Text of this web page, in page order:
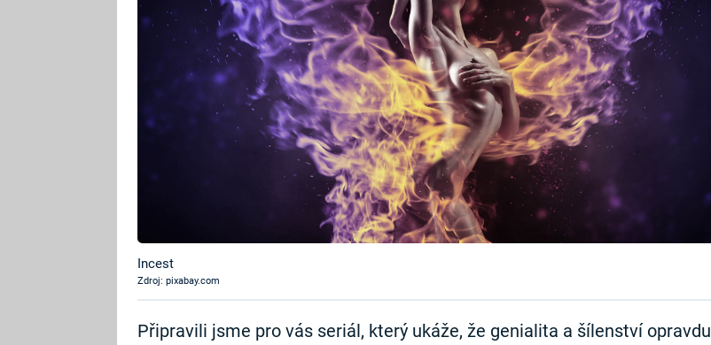
Incest
Zdroj: pixabay.com
Připravili jsme pro vás seriál, který ukáže, že genialita a šílenství opravdu